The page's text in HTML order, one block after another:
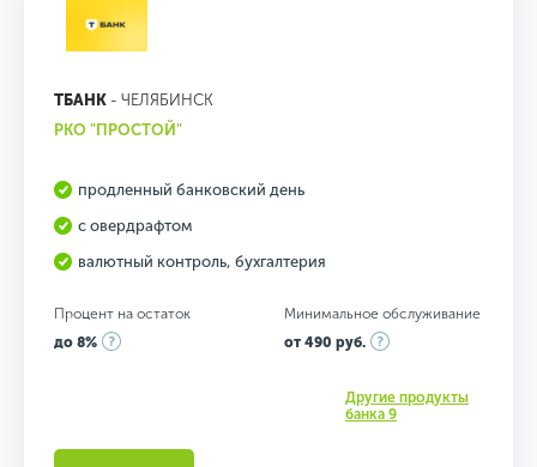
ТБАНК - ЧЕЛЯБИНСК
РКО "ПРОСТОЙ"
продленный банковский день
с овердрафтом
валютный контроль, бухгалтерия
Процент на остаток
до 8%
Минимальное обслуживание
от 490 руб.
Другие продукты
банка 9